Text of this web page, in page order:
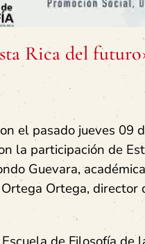
Rica del
el pasado jueves 09
la participación de
Guevara,
Ortega, director